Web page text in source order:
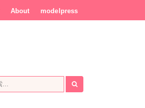
About modelpress